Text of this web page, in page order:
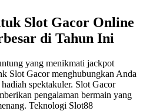
Slot Gacor Online
di Tahun Ini
yang menikmati jackpot
Slot Gacor menghubungkan Anda
spektakuler. Slot Gacor
pengalaman bermain yang
Teknologi Slot88